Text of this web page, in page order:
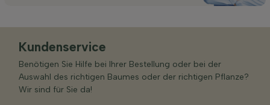
Kundenservice
Benötigen Sie Hilfe bei Ihrer Bestellung oder bei der
Auswahl des richtigen Baumes oder der richtigen Pflanze?
Wir sind für Sie da!